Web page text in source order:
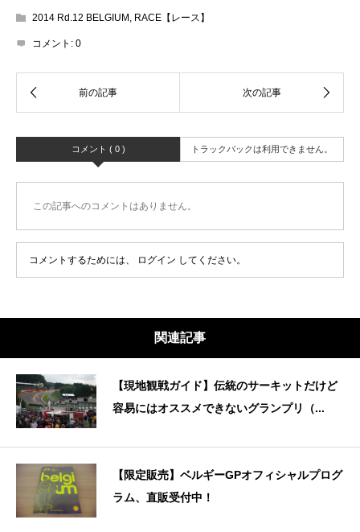
2014 Rd.12 BELGIUM , RACE【レース】
コメント: 0
コメント ( 0 ) トラックバックは利用できません。
この記事へのコメントはありません。
コメントするためには、 ログイン してください。
関連記事
【現地観戦ガイド】伝統のサーキットだけど
容易にはオススメできないグランプリ（...
【限定販売】ベルギーGPオフィシャルプログ
ラム、直販受付中！